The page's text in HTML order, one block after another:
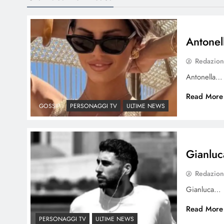
GOSSIP PERSONAGGI TV ULTIME NEWS
Antonella…
Read More
PERSONAGGI TV ULTIME NEWS
Gianluca…
Read More